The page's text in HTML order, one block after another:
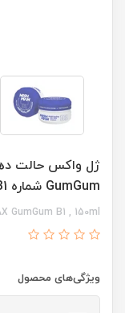
GumGum شماره B1 حجم 150 میلی لیتر
GumGum B1 , 150ml
ویژگی‌های محصول